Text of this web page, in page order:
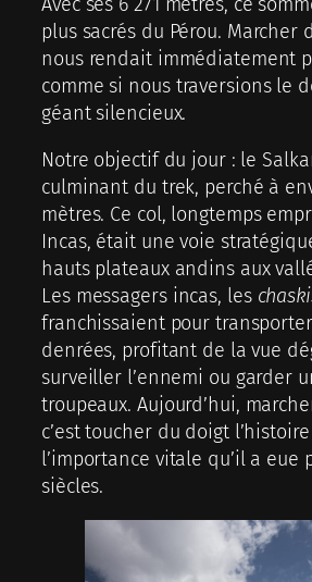
plus sacrés du Pérou. Marcher
nous rendait immédiatement
comme si nous traversions le
géant silencieux.
Notre objectif du jour : le
culminant du trek, perché à
mètres. Ce col, longtemps
Incas, était une voie
hauts plateaux andins aux
Les messagers incas, les
franchissaient pour
denrées, profitant de la vue
surveiller l’ennemi ou garder
troupeaux. Aujourd’hui,
c’est toucher du doigt
l’importance vitale qu’il a eue
siècles.